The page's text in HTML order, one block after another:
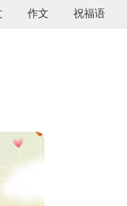
作文 祝福语